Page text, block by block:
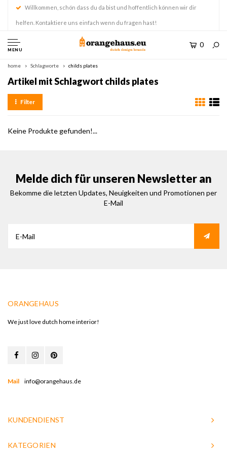
Willkommen, schön dass du da bist und hoffentlich können wir dir
helfen. Kontaktiere uns einfach wenn du fragen hast!
MENU
0
home Schlagworte childs plates
Artikel mit Schlagwort childs plates
Filter
Keine Produkte gefunden!...
Melde dich für unseren Newsletter an
Bekomme die letzten Updates, Neuigkeiten und Promotionen per
E-Mail
ORANGEHAUS
We just love dutch home interior!
Mail info@orangehaus.de
KUNDENDIENST
KATEGORIEN